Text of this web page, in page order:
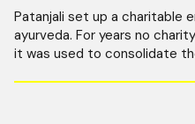
Patanjali set up a charitable
ayurveda. For years no
it was used to consolidate